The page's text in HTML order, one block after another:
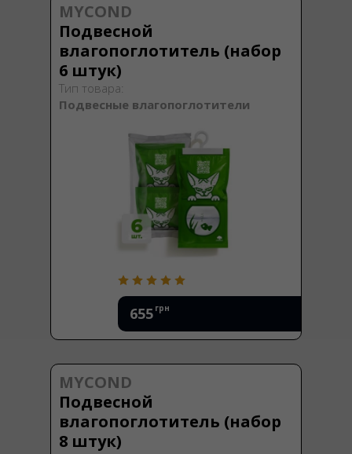
MYCOND
Подвесной
влагопоглотитель (набор
6 штук)
Тип товара:
Подвесные влагопоглотители
655 грн
MYCOND
Подвесной
влагопоглотитель (набор
8 штук)